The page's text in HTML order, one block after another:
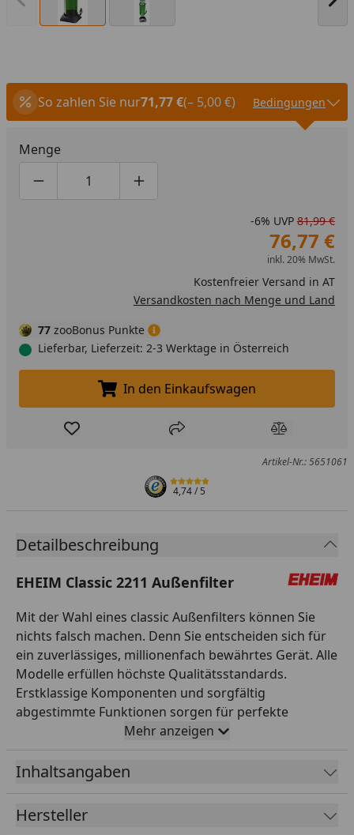
So zahlen Sie nur71,77 €(– 5,00 €) Bedingungen
Menge
Produktmenge um eins verringern
Produktmenge manuell eingeben
Produktmenge um eins erhöhen
-6% UVP 81,99 €
76,77 €
inkl. 20% MwSt.
Kostenfreier Versand in AT
Versandkosten nach Menge und Land
77 zooBonus Punkte
Lieferbar, Lieferzeit: 2-3 Werktage in Österreich
In den Einkaufswagen legen
In den Einkaufswagen
Produkt zur Wunschliste hinzufügen
Teilen Produkt
Artikel-Nr.: 5651061
4,74/ 5
Detailbeschreibung
EHEIM Classic 2211 Außenfilter
Mit der Wahl eines classic Außenfilters können Sie
nichts falsch machen. Denn Sie entscheiden sich für
ein zuverlässiges, millionenfach bewährtes Gerät. Alle
Modelle erfüllen höchste Qualitätsstandards.
Erstklassige Komponenten und sorgfältig
abgestimmte Funktionen sorgen für perfekte
Pumpen- und Filterleistung. Hinzu kommen die
sprichwörtliche EHEIM Laufruhe, die robusten
Dauerlaufeigenschaften und der niedrige
gibt 5 Modelle für Aquarien von 50 bis 1500 Liter –
teils mit unterschiedlichen Ausstattungen.
Mehr anzeigen
Inhaltsangaben
Hersteller